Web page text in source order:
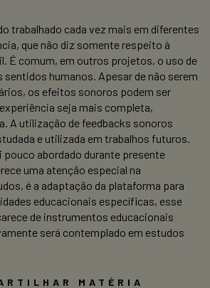
trabalhado cada vez mais em diferentes
que não diz somente respeito à
É comum, em outros projetos, o uso de
humanos. Apesar de não serem
os efeitos sonoros podem ser
seja mais completa,
A utilização de feedbacks sonoros
e utilizada em trabalhos futuros.
pouco abordado durante presente
uma atenção especial na
é a adaptação da plataforma para
educacionais específicas, esse
de instrumentos educacionais
será contemplado em estudos
MATÉRIA